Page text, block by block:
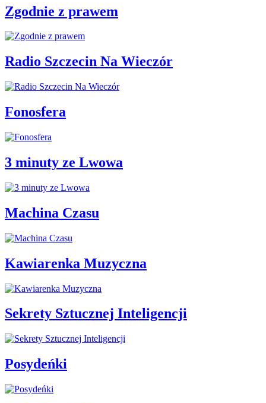
Zgodnie z prawem
Radio Szczecin Na Wieczór
Fonosfera
3 minuty ze Lwowa
Machina Czasu
Kawiarenka Muzyczna
Sekrety Sztucznej Inteligencji
Posydeńki